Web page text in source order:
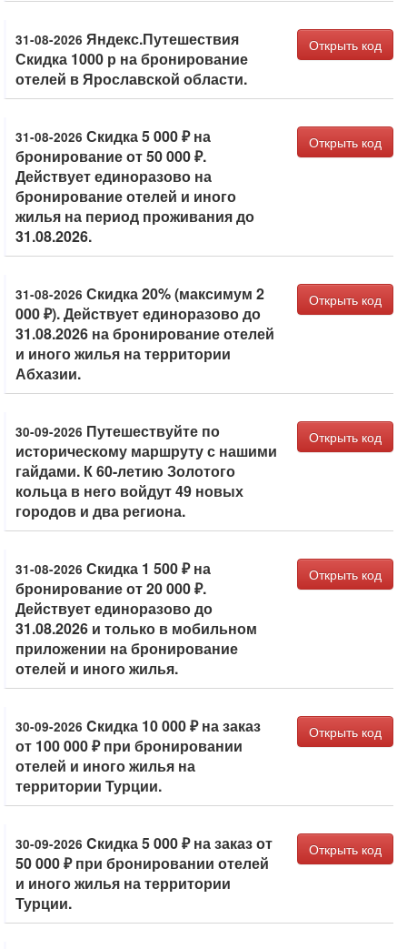
31-08-2026 Яндекс.Путешествия
Скидка 1000 р на бронирование
отелей в Ярославской области.
Открыть код
31-08-2026 Скидка 5 000 ₽ на
бронирование от 50 000 ₽.
Действует единоразово на
бронирование отелей и иного
жилья на период проживания до
31.08.2026.
Открыть код
31-08-2026 Скидка 20% (максимум 2
000 ₽). Действует единоразово до
31.08.2026 на бронирование отелей
и иного жилья на территории
Абхазии.
Открыть код
30-09-2026 Путешествуйте по
историческому маршруту с нашими
гайдами. К 60-летию Золотого
кольца в него войдут 49 новых
городов и два региона.
Открыть код
31-08-2026 Скидка 1 500 ₽ на
бронирование от 20 000 ₽.
Действует единоразово до
31.08.2026 и только в мобильном
приложении на бронирование
отелей и иного жилья.
Открыть код
30-09-2026 Cкидка 10 000 ₽ на заказ
от 100 000 ₽ при бронировании
отелей и иного жилья на
территории Турции.
Открыть код
30-09-2026 Cкидка 5 000 ₽ на заказ от
50 000 ₽ при бронировании отелей
и иного жилья на территории
Турции.
Открыть код